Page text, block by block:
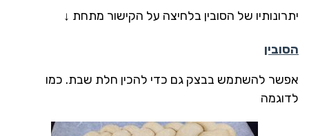
יתרונותיו של הסובין בלחיצה על הקישור מתחת ↓
הסובין
אפשר להשתמש בבצק גם כדי להכין חלת שבת. כמו
לדוגמה